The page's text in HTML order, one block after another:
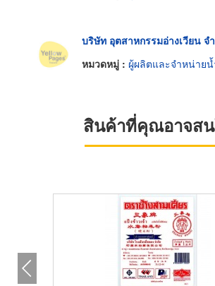
บริษัท อุตสาหกรรมอ่างเวียน จ
หมวดหมู่ : ผู้ผลิตและจำหน่าย
สินค้าที่คุณอาจส